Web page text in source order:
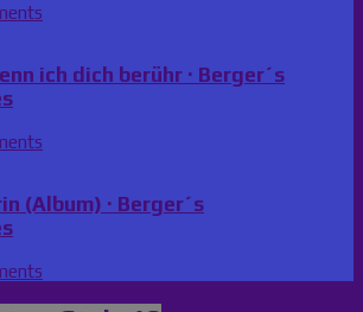
ich dich berühr · Berger´s
(Album) · Berger´s